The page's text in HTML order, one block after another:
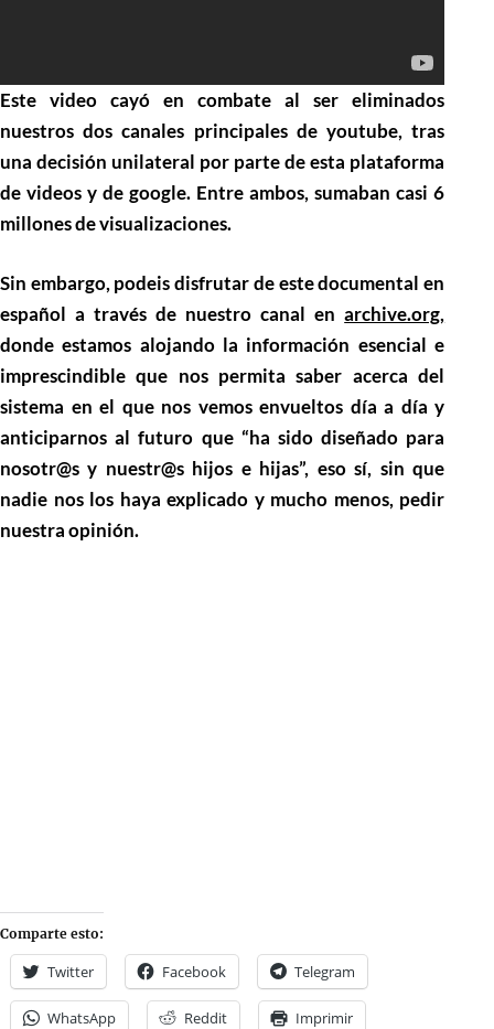
Este video cayó en combate al ser eliminados
nuestros dos canales principales de youtube, tras
una decisión unilateral por parte de esta plataforma
de videos y de google. Entre ambos, sumaban casi 6
millones de visualizaciones.
Sin embargo, podeis disfrutar de este documental en
español a través de nuestro canal enarchive.org,
donde estamos alojando la información esencial e
imprescindible que nos permita saber acerca del
sistema en el que nos vemos envueltos día a día y
anticiparnos al futuro que “ha sido diseñado para
nosotr@s y nuestr@s hijos e hijas”, eso sí, sin que
nadie nos los haya explicado y mucho menos, pedir
nuestra opinión.
Comparte esto:
Twitter Facebook Telegram
WhatsApp Reddit Imprimir